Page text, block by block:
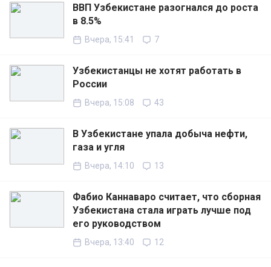
ВВП Узбекистане разогнался до роста
в 8.5%
Вчера, 15:41 7
Узбекистанцы не хотят работать в
России
Вчера, 15:08 43
В Узбекистане упала добыча нефти,
газа и угля
Вчера, 14:10 13
Фабио Каннаваро считает, что сборная
Узбекистана стала играть лучше под
его руководством
Вчера, 13:40 12